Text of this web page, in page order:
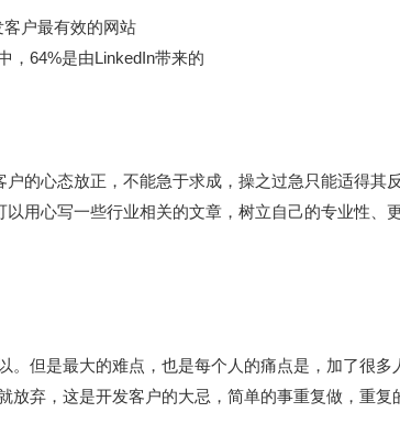
户最有效的网站
，64%是由LinkedIn带来的
的心态放正，不能急于求成，操之过急只能适得其
以用心写一些行业相关的文章，树立自己的专业性、
。但是最大的难点，也是每个人的痛点是，加了很
弃，这是开发客户的大忌，简单的事重复做，重复